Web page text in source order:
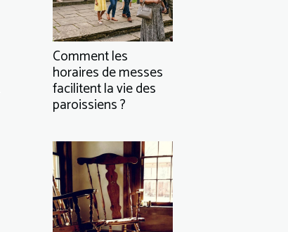
Comment les
horaires de messes
facilitent la vie des
paroissiens ?